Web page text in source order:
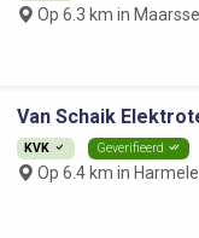
Op 6.3 km in
Van Schaik
KVK Geverifieerd
Op 6.4 km in